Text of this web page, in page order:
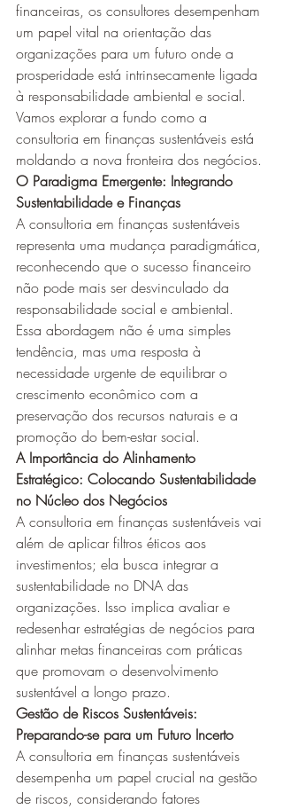
financeiras, os consultores desempenham
um papel vital na orientação das
organizações para um futuro onde a
prosperidade está intrinsecamente ligada
à responsabilidade ambiental e social.
Vamos explorar a fundo como a
consultoria em finanças sustentáveis está
moldando a nova fronteira dos negócios.
O Paradigma Emergente: Integrando
Sustentabilidade e Finanças
A consultoria em finanças sustentáveis
representa uma mudança paradigmática,
reconhecendo que o sucesso financeiro
não pode mais ser desvinculado da
responsabilidade social e ambiental.
Essa abordagem não é uma simples
tendência, mas uma resposta à
necessidade urgente de equilibrar o
crescimento econômico com a
preservação dos recursos naturais e a
promoção do bem-estar social.
A Importância do Alinhamento
Estratégico: Colocando Sustentabilidade
no Núcleo dos Negócios
A consultoria em finanças sustentáveis vai
além de aplicar filtros éticos aos
investimentos; ela busca integrar a
sustentabilidade no DNA das
organizações. Isso implica avaliar e
redesenhar estratégias de negócios para
alinhar metas financeiras com práticas
que promovam o desenvolvimento
sustentável a longo prazo.
Gestão de Riscos Sustentáveis:
Preparando-se para um Futuro Incerto
A consultoria em finanças sustentáveis
desempenha um papel crucial na gestão
de riscos, considerando fatores